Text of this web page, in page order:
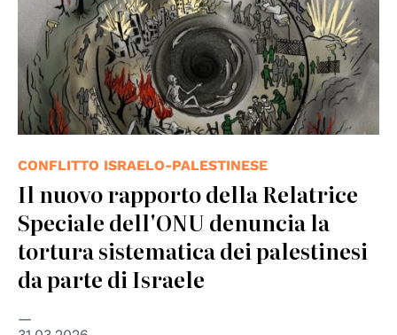
CONFLITTO ISRAELO-PALESTINESE
Il nuovo rapporto della Relatrice
Speciale dell'ONU denuncia la
tortura sistematica dei palestinesi
da parte di Israele